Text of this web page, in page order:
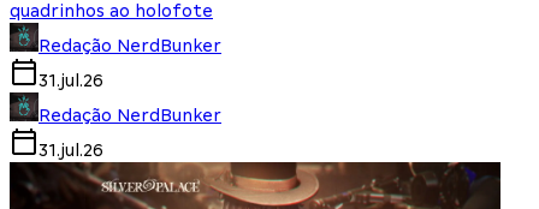
quadrinhos ao holofote
Redação NerdBunker
31.jul.26
Redação NerdBunker
31.jul.26